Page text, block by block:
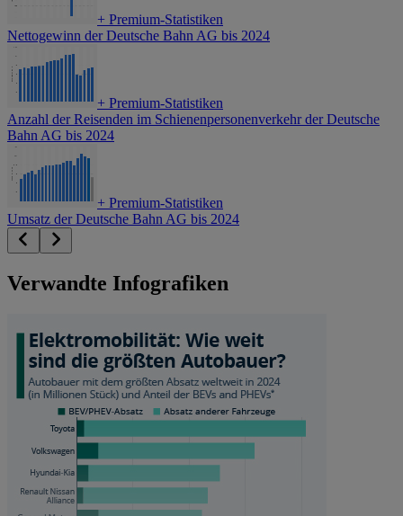
+ Premium-Statistiken
Nettogewinn der Deutsche Bahn AG bis 2024
+ Premium-Statistiken
Anzahl der Reisenden im Schienenpersonenverkehr der Deutsche
Bahn AG bis 2024
+ Premium-Statistiken
Umsatz der Deutsche Bahn AG bis 2024
Verwandte Infografiken